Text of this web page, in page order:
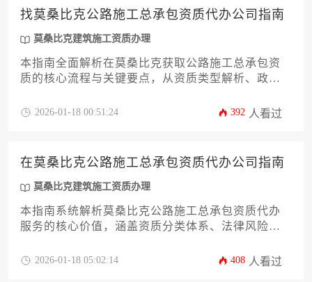
等要求。
找莫桑比克公路施工总承包资质代办公司指南
莫桑比克建筑施工资质办理
本指南全面解析在莫桑比克获取公路施工总承包资
质的核心流程与关键要点，从资质类型解析、政策
的资质办理解决方案，助力高效开拓莫桑比克基建
2026-01-18 00:51:24 392 人看过
在莫桑比克公路施工总承包资质代办公司指南
莫桑比克建筑施工资质办理
本指南系统解析莫桑比克公路施工总承包资质代办
服务的核心价值，涵盖资质分类体系、法律风险规
从政策解读到实操落地的全流程解决方案，助力企
2026-01-18 05:02:14 408 人看过